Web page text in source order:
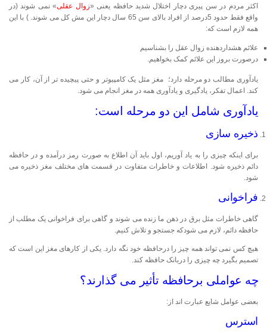
اکثر مردم در سن پیری دچار اختلال شدید حافظه یعنی «زوال عقلی» نمی شوند (در
واقع فقط حدود 5درصد از افراد بالای سن 65 سال دچار این مش کل می شوند. ) با این
همه لازم است که:
علائم هشداردهنده زوال عقل را بشناسیم
درصورت بروز این علائم کمک بخواهیم.
یادآوری مطالب دو مرحله دارد؛ مغز مثل یک کامپیوتر و حتی پیچیده تر از آن، کار می
کند. اعمال تفکر، یادگیری و یادآوری همه در مغز انجام می شود.
یادآوری شامل این دو مرحله است:
ذخیره سازی
برای اینکه چیزی را به یاد آوریم، اول باید آن اطلاع به صورت رمز درآمده و در حافظه
دائم ذخیره شود. اطلاعات و خاطرات متفاوت در قسمت های مختلف مغز ذخیره می
شود.
فراخوانی
گاهی خاطرات مثل برق در ذهن ما زنده می شوند و گاهی برای فراخوانی یک مطلب از
حافظه دائم، لازم می شودکه جستجو و تلاش کنیم.
هیچ کس نمی تواند همه چیز را درحافظه خود نگه دارد. یکی از کارهای مغز این است که
تصمیم بگیرد چه چیزی را دربانک حافظه کند.
چه عواملی برحافظه تأثیر می گذارند؟
بعضی عوامل شایع عبارت اند از:
استرس